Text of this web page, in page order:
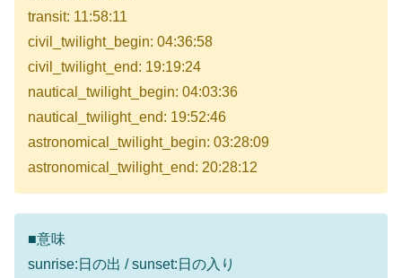
transit: 11:58:11
civil_twilight_begin: 04:36:58
civil_twilight_end: 19:19:24
nautical_twilight_begin: 04:03:36
nautical_twilight_end: 19:52:46
astronomical_twilight_begin: 03:28:09
astronomical_twilight_end: 20:28:12
■意味
sunrise:日の出 / sunset:日の入り